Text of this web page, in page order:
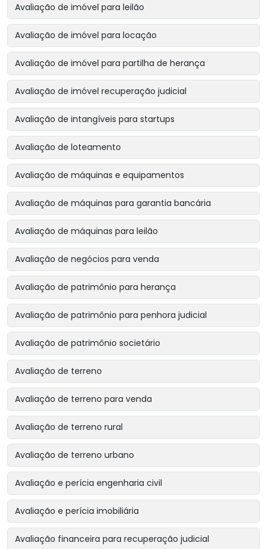
Avaliação de imóvel para leilão
Avaliação de imóvel para locação
Avaliação de imóvel para partilha de herança
Avaliação de imóvel recuperação judicial
Avaliação de intangíveis para startups
Avaliação de loteamento
Avaliação de máquinas e equipamentos
Avaliação de máquinas para garantia bancária
Avaliação de máquinas para leilão
Avaliação de negócios para venda
Avaliação de patrimônio para herança
Avaliação de patrimônio para penhora judicial
Avaliação de patrimônio societário
Avaliação de terreno
Avaliação de terreno para venda
Avaliação de terreno rural
Avaliação de terreno urbano
Avaliação e perícia engenharia civil
Avaliação e perícia imobiliária
Avaliação financeira para recuperação judicial